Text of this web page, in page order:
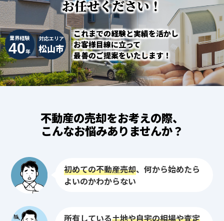
お任せください！
業界経験
40年
対応エリア
松山市
これまでの経験と実績を活かし
お客様目線に立って
最善のご提案をいたします！
不動産の売却をお考えの際、
こんなお悩みありませんか？
初めての不動産売却、何から始めたら
よいのかわからない
所有している土地や自宅の相場や査定